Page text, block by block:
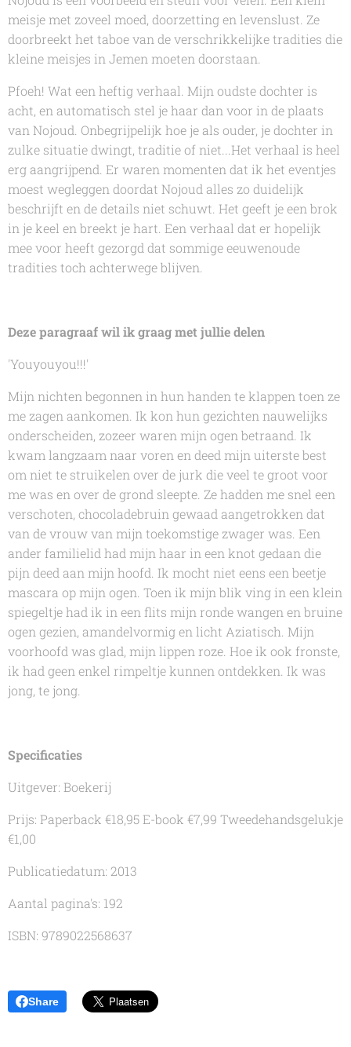
meisje met zoveel moed, doorzetting en levenslust. Ze
doorbreekt het taboe van de verschrikkelijke tradities die
kleine meisjes in Jemen moeten doorstaan.
Pfoeh! Wat een heftig verhaal. Mijn oudste dochter is
acht, en automatisch stel je haar dan voor in de plaats
van Nojoud. Onbegrijpelijk hoe je als ouder, je dochter in
zulke situatie dwingt, traditie of niet...Het verhaal is heel
erg aangrijpend. Er waren momenten dat ik het eventjes
moest wegleggen doordat Nojoud alles zo duidelijk
beschrijft en de details niet schuwt. Het geeft je een brok
in je keel en breekt je hart. Een verhaal dat er hopelijk
mee voor heeft gezorgd dat sommige eeuwenoude
tradities toch achterwege blijven.
Deze paragraaf wil ik graag met jullie delen
'Youyouyou!!!'
Mijn nichten begonnen in hun handen te klappen toen ze
me zagen aankomen. Ik kon hun gezichten nauwelijks
onderscheiden, zozeer waren mijn ogen betraand. Ik
kwam langzaam naar voren en deed mijn uiterste best
om niet te struikelen over de jurk die veel te groot voor
me was en over de grond sleepte. Ze hadden me snel een
verschoten, chocoladebruin gewaad aangetrokken dat
van de vrouw van mijn toekomstige zwager was. Een
ander familielid had mijn haar in een knot gedaan die
pijn deed aan mijn hoofd. Ik mocht niet eens een beetje
mascara op mijn ogen. Toen ik mijn blik ving in een klein
spiegeltje had ik in een flits mijn ronde wangen en bruine
ogen gezien, amandelvormig en licht Aziatisch. Mijn
voorhoofd was glad, mijn lippen roze. Hoe ik ook fronste,
ik had geen enkel rimpeltje kunnen ontdekken. Ik was
jong, te jong.
Specificaties
Uitgever: Boekerij
Prijs: Paperback €18,95 E-book €7,99 Tweedehandsgelukje
€1,00
Publicatiedatum: 2013
Aantal pagina's: 192
ISBN: 9789022568637
Share